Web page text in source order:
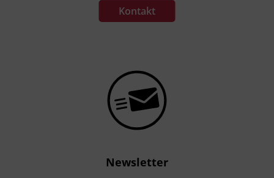
Kontakt
Newsletter